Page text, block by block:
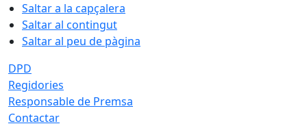
Saltar a la capçalera
Saltar al contingut
Saltar al peu de pàgina
DPD
Regidories
Responsable de Premsa
Contactar